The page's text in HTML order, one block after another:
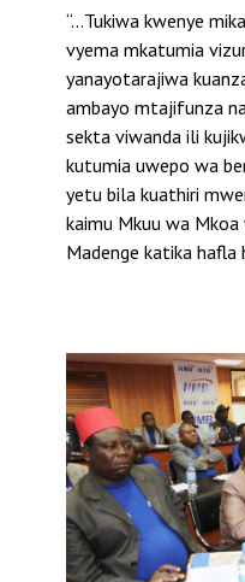
“…Tukiwa kwenye
vyema mkatumia
yanayotarajiwa
ambayo mtajifunza
sekta viwanda ili
kutumia uwepo wa
yetu bila kuathiri
kaimu Mkuu wa Mkoa
Madenge katika hafla